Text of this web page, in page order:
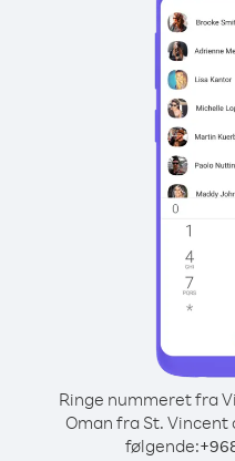
Ringe nummeret fra
Oman fra St.
følgende:+